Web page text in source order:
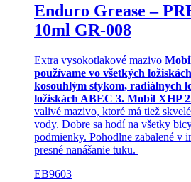
Enduro Grease –
10ml GR-008
Extra vysokotlakové mazivo
používame vo všetkých
kosouhlým stykom, radiálnych
ložiskách ABEC 3. Mobil XHP
valivé mazivo, ktoré má tiež
vody. Dobre sa hodí na všetky
podmienky. Pohodlne zabalené v
presné nanášanie tuku.
EB9603